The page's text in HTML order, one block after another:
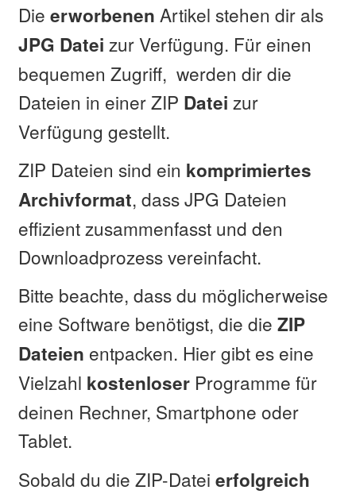
Die erworbenen Artikel stehen dir als
JPG Datei zur Verfügung. Für einen
bequemen Zugriff, werden dir die
Dateien in einer ZIP Datei zur
Verfügung gestellt.
ZIP Dateien sind ein komprimiertes
Archivformat, dass JPG Dateien
effizient zusammenfasst und den
Downloadprozess vereinfacht.
Bitte beachte, dass du möglicherweise
eine Software benötigst, die die ZIP
Dateien entpacken. Hier gibt es eine
Vielzahl kostenloserProgramme für
deinen Rechner, Smartphone oder
Tablet.
Sobald du die ZIP-Datei erfolgreich